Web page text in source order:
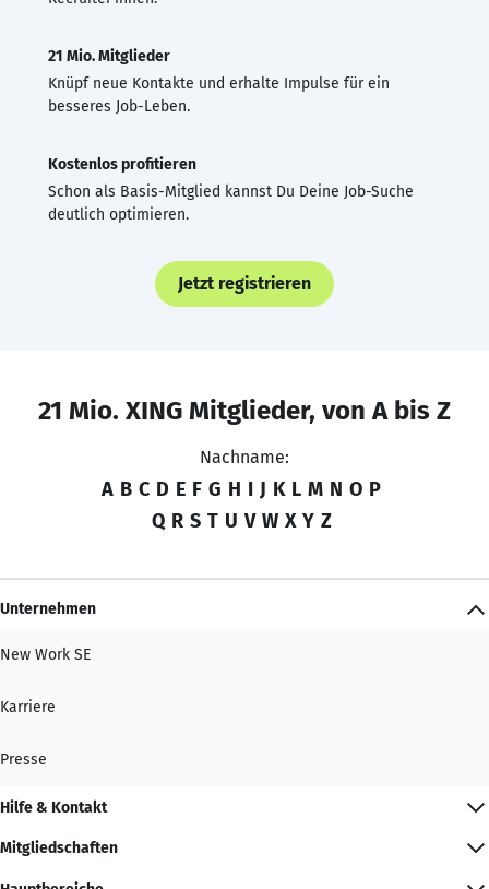
21 Mio. Mitglieder
Knüpf neue Kontakte und erhalte Impulse für ein
besseres Job-Leben.
Kostenlos profitieren
Schon als Basis-Mitglied kannst Du Deine Job-Suche
deutlich optimieren.
Jetzt registrieren
21 Mio. XING Mitglieder, von A bis Z
Nachname:
A B C D E F G H I J K L M N O P
Q R S T U V W X Y Z
Unternehmen
New Work SE
Karriere
Presse
Hilfe & Kontakt
Mitgliedschaften